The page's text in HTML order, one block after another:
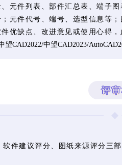
元件列表、部件汇总表、端子
元件代号、端号、选型信息等
优缺点、改进意见或使用心得
CAD2022/中望CAD2023/
评
件建议评分、图纸来源评分三